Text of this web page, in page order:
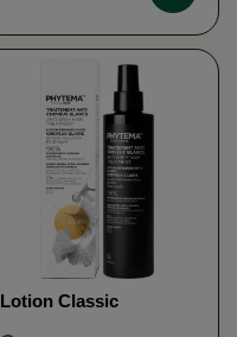
Lotion Classic